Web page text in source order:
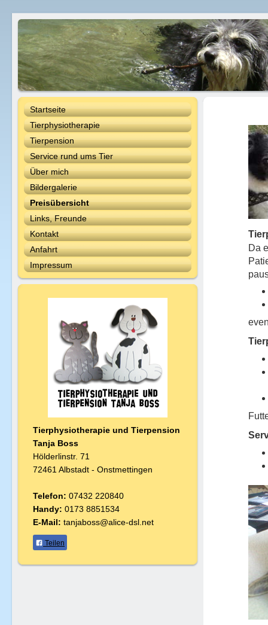
Startseite
Tierphysiotherapie
Tierpension
Service rund ums Tier
Über mich
Bildergalerie
Preisübersicht
Links, Freunde
Kontakt
Anfahrt
Impressum
Tierphysiotherapie und Tierpension
Tanja Boss
Hölderlinstr. 71
72461 Albstadt - Onstmettingen
Telefon: 07432 220840
Handy: 0173 8851534
E-Mail: tanjaboss@alice-dsl.net
Teilen
Da